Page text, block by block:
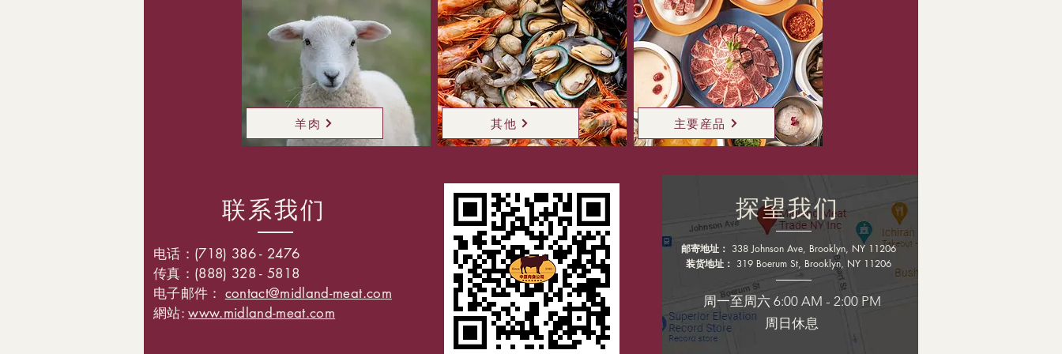
羊肉 其他 主要産品
特別推介
联系我们
电话：(718) 386 - 2476
传真：(888) 328 - 5818
电子邮件： contact@midland-meat.com
網站:www.midland-meat.com
探望我们
邮寄地址： 338 Johnson Ave, Brooklyn, NY 11206
装货地址： 319 Boerum St, Brooklyn, NY 11206
周一至周六 6:00 AM - 2:00 PM
周日休息